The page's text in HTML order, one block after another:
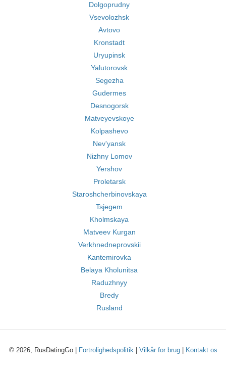
Dolgoprudny
Vsevolozhsk
Avtovo
Kronstadt
Uryupinsk
Yalutorovsk
Segezha
Gudermes
Desnogorsk
Matveyevskoye
Kolpashevo
Nev'yansk
Nizhny Lomov
Yershov
Proletarsk
Staroshcherbinovskaya
Tsjegem
Kholmskaya
Matveev Kurgan
Verkhnedneprovskii
Kantemirovka
Belaya Kholunitsa
Raduzhnyy
Bredy
Rusland
© 2026, RusDatingGo | Fortrolighedspolitik| Vilkår for brug| Kontakt os